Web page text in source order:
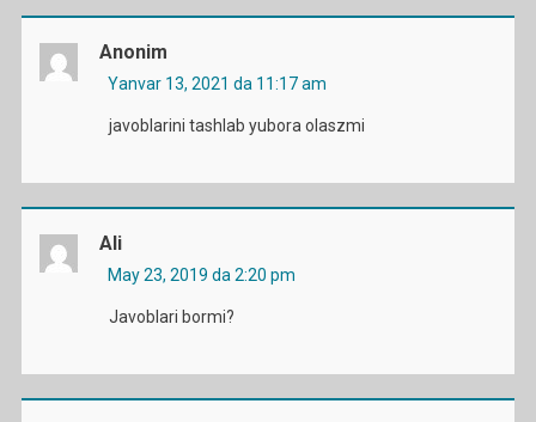
Anonim
Yanvar 13, 2021 da 11:17 am
javoblarini tashlab yubora olaszmi
Ali
May 23, 2019 da 2:20 pm
Javoblari bormi?